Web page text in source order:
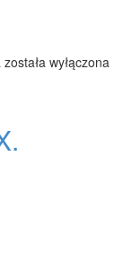
CLUSE
została wyłączona